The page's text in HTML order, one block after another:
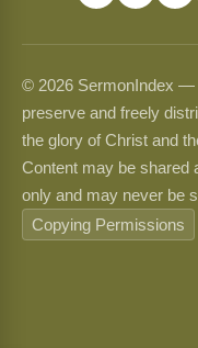
© 2026 SermonIndex —
preserve and freely
the glory of Christ and
Content may be shared
only and may never be
Copying Permissions